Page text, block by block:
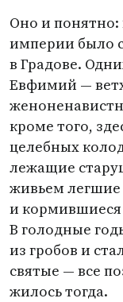
Оно и понятно:
империи было
в Градове.
Евфимий —
кроме того,
целебных
лежащие
живьем легшие
и
В голодные
из гробов и
святые — все
жилось тогда.